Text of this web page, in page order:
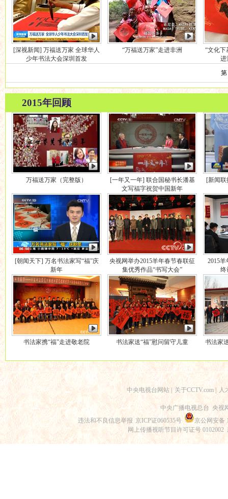
[深视新闻] 万福送万家 全球华人
少年书法大会深圳首发
“万福送万家”走进非洲
“文化下
进
第
2015年回顾
万福送万家（完整版）
[一年又一年] 联合国秘书长潘基
文写福字祝贺中国新年
[新闻
[朝闻天下] 万名书法家写“福”庆
新年
央视网举办2015羊年春节春联征
集优秀作品“书写大会”
2015
终
书法家携“福”走进敬老院 书法家送“福”慰问留守儿童 书法家
中央电视台网站 关于CCTV.com 人
中央广播电视总台 央视
违法和不良信息举报 京ICP证060535号
京公网安备
网上传播视听节目许可证号 0102002